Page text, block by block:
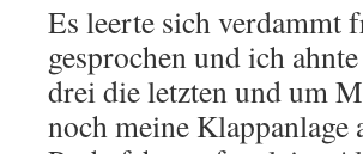
Es leerte sich verdammt
gesprochen und ich
drei die letzten und um
noch meine